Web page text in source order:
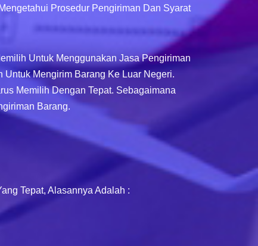
Prosedur Pengiriman Dan Syarat
Untuk Menggunakan Jasa Pengiriman
Mengirim Barang Ke Luar Negeri.
Memilih Dengan Tepat. Sebagaimana
Barang.
Tepat, Alasannya Adalah :